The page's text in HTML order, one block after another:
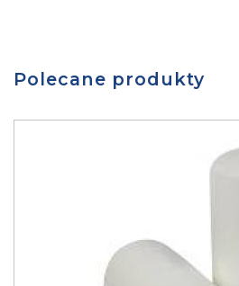
Polecane produkty